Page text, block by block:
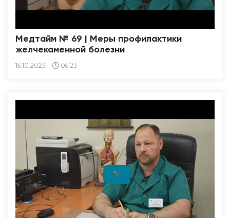
Медтайм № 69 | Меры профилактики
желчекаменной болезни
16.10.2023 06:23